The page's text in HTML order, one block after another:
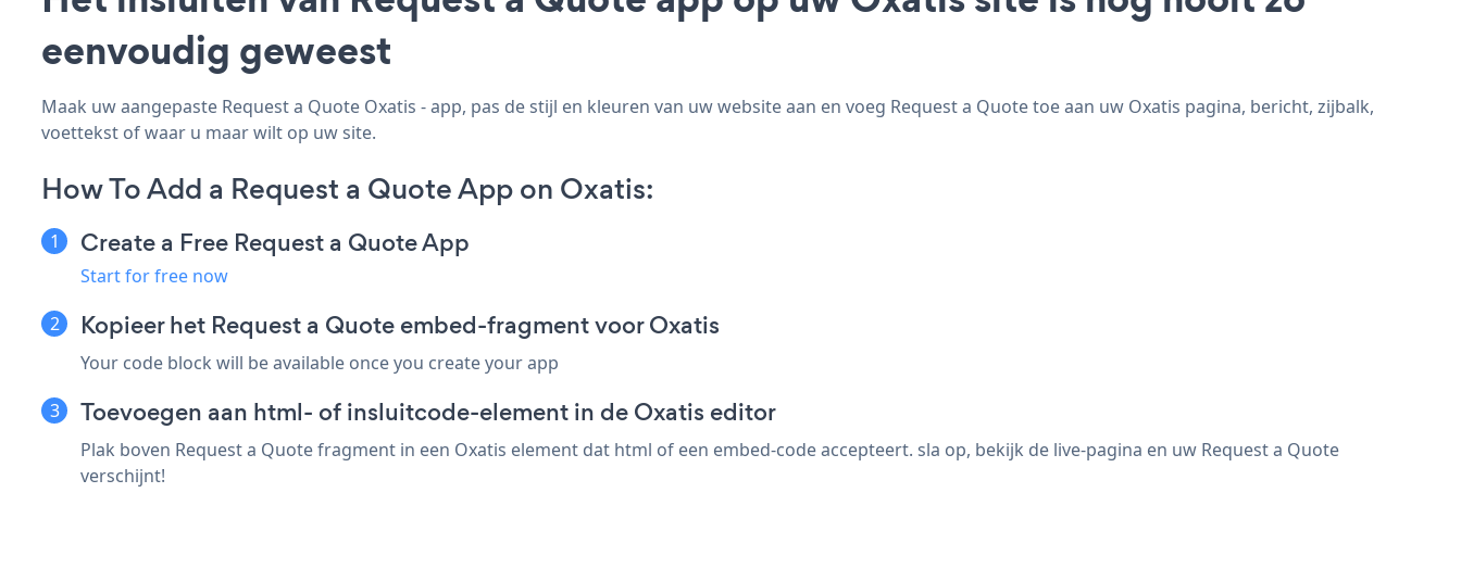
eenvoudig geweest
Maak uw aangepaste Request a Quote Oxatis - app, pas de stijl en kleuren van uw website aan en voeg Request a Quote toe aan uw Oxatis pagina, bericht, zijbalk,
voettekst of waar u maar wilt op uw site.
How To Add a Request a Quote App on Oxatis:
Create a Free Request a Quote App
Start for free now
Kopieer het Request a Quote embed-fragment voor Oxatis
Your code block will be available once you create your app
Toevoegen aan html- of insluitcode-element in de Oxatis editor
Plak boven Request a Quote fragment in een Oxatis element dat html of een embed-code accepteert. sla op, bekijk de live-pagina en uw Request a Quote
verschijnt!